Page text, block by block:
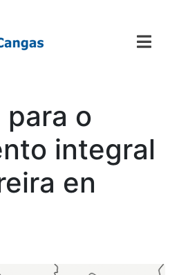
para o
integral
en